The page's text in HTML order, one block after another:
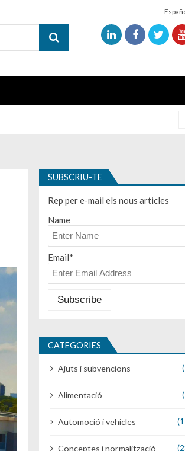
SUBSCRIU-TE
Rep per e-mail els nous articles
Name
Email*
CATEGORIES
Ajuts i subvencions
Alimentació
Automoció i vehicles
Conceptes i normalització